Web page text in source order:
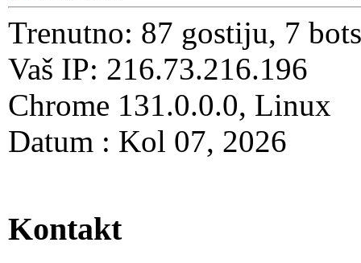
Trenutno: 87 gostiju, 7
Vaš IP: 216.73.216.196
Chrome 131.0.0.0, Linux
Datum : Kol 07, 2026
Kontakt